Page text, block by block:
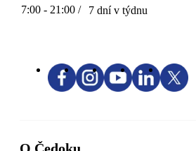
7:00 - 21:00 / 7 dní v týdnu
O Čedoku